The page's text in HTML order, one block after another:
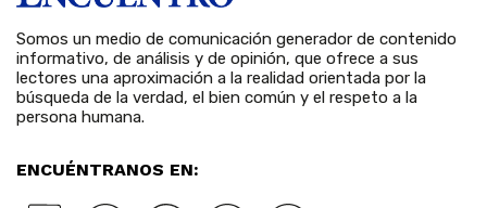
Somos un medio de comunicación generador de contenido
informativo, de análisis y de opinión, que ofrece a sus
lectores una aproximación a la realidad orientada por la
búsqueda de la verdad, el bien común y el respeto a la
persona humana.
ENCUÉNTRANOS EN: